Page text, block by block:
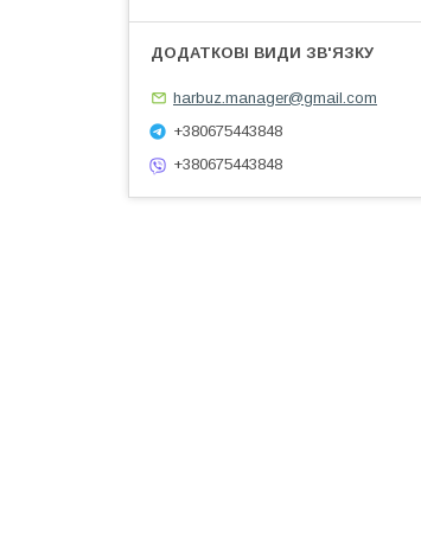
harbuz.manager@gmail.com
+380675443848
+380675443848